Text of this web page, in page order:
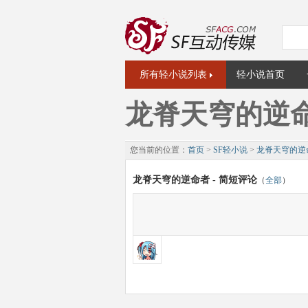
所有轻小说列表 轻小说首页
龙脊天穹的逆
您当前的位置： 首页 > SF轻小说 > 龙脊天穹的逆
龙脊天穹的逆命者 - 简短评论 （全部）